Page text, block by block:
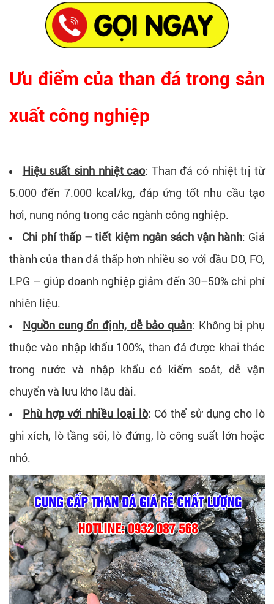
Ưu điểm của than đá trong sản
xuất công nghiệp
Hiệu suất sinh nhiệt cao: Than đá có nhiệt trị từ
5.000 đến 7.000 kcal/kg, đáp ứng tốt nhu cầu tạo
hơi, nung nóng trong các ngành công nghiệp.
Chi phí thấp – tiết kiệm ngân sách vận hành: Giá
thành của than đá thấp hơn nhiều so với dầu DO, FO,
LPG – giúp doanh nghiệp giảm đến 30–50% chi phí
nhiên liệu.
Nguồn cung ổn định, dễ bảo quản: Không bị phụ
thuộc vào nhập khẩu 100%, than đá được khai thác
trong nước và nhập khẩu có kiểm soát, dễ vận
chuyển và lưu kho lâu dài.
Phù hợp với nhiều loại lò: Có thể sử dụng cho lò
ghi xích, lò tầng sôi, lò đứng, lò công suất lớn hoặc
nhỏ.